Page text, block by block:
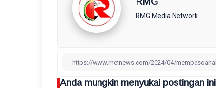
RMG Media Network
Anda mungkin menyukai postingan ini